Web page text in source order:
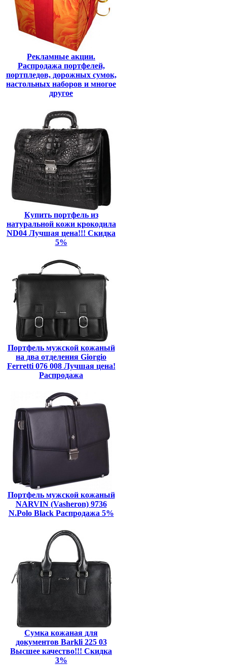
Рекламные акции.
Распродажа портфелей,
портпледов, дорожных сумок,
настольных наборов и многое
другое
Купить портфель из
натуральной кожи крокодила
ND04 Лучшая цена!!! Скидка
5%
Портфель мужской кожаный
на два отделения Giorgio
Ferretti 076 008 Лучшая цена!
Распродажа
Портфель мужской кожаный
NARVIN (Vasheron) 9736
N.Polo Black Распродажа 5%
Сумка кожаная для
документов Barkli 225 03
Высшее качество!!! Скидка
3%